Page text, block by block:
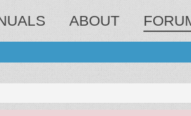
ABOUT